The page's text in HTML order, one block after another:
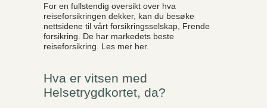
For en fullstendig oversikt over hva
reiseforsikringen dekker, kan du besøke
nettsidene til vårt forsikringsselskap, Frende
forsikring. De har markedets beste
reiseforsikring. Les mer her.
Hva er vitsen med
Helsetrygdkortet, da?